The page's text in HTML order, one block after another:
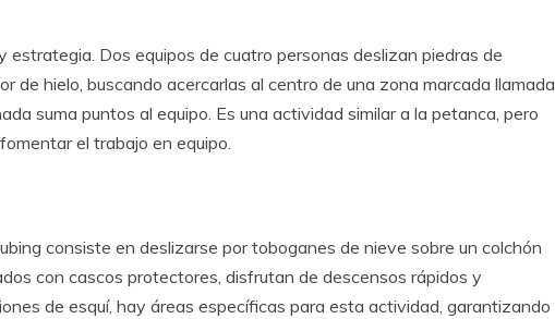
estrategia. Dos equipos de cuatro personas deslizan piedras de
de hielo, buscando acercarlas al centro de una zona marcada llamada
suma puntos al equipo. Es una actividad similar a la petanca, pero
el trabajo en equipo.
consiste en deslizarse por toboganes de nieve sobre un colchón
con cascos protectores, disfrutan de descensos rápidos y
de esquí, hay áreas específicas para esta actividad, garantizando